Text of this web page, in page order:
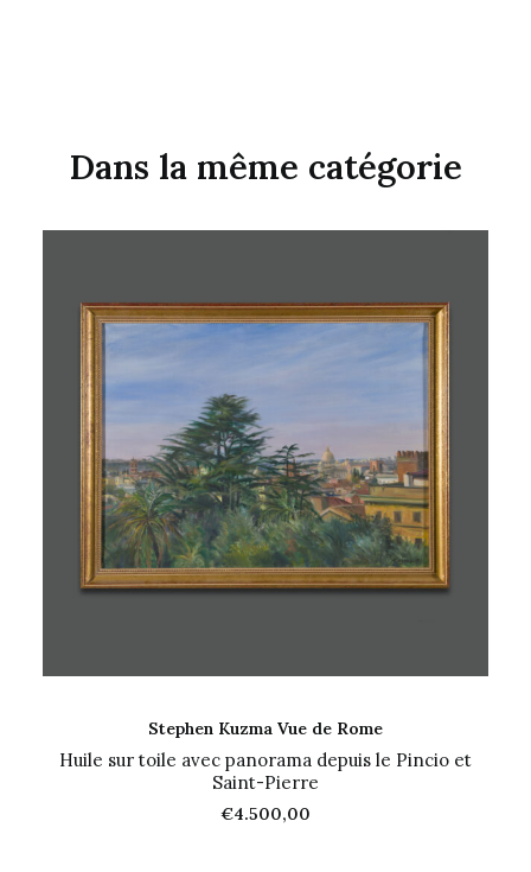
Dans la même catégorie
AJOUTER AU PANIER
Stephen Kuzma Vue de Rome
Huile sur toile avec panorama depuis le Pincio et
Saint-Pierre
€4.500,00